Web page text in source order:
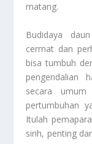
matang.
Budidaya
cermat dan
bisa tumbuh
pengendalian
secara
pertumbuhan
Itulah
sirih, penting